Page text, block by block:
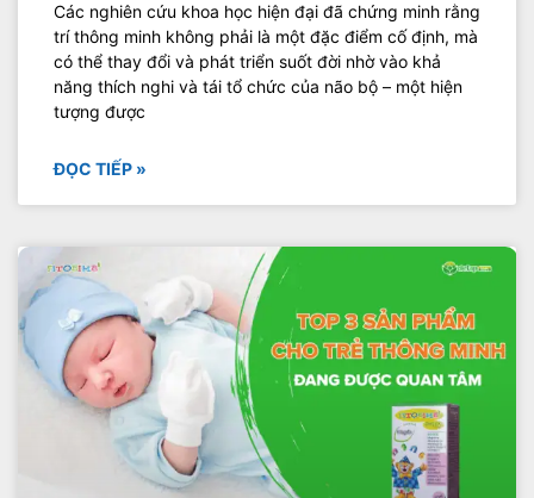
Các nghiên cứu khoa học hiện đại đã chứng minh rằng
trí thông minh không phải là một đặc điểm cố định, mà
có thể thay đổi và phát triển suốt đời nhờ vào khả
năng thích nghi và tái tổ chức của não bộ – một hiện
tượng được
ĐỌC TIẾP »